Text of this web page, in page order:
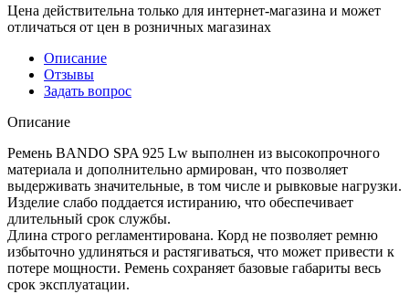
Цена действительна только для интернет-магазина и может
отличаться от цен в розничных магазинах
Описание
Отзывы
Задать вопрос
Описание
Ремень BANDO SPA 925 Lw выполнен из высокопрочного
материала и дополнительно армирован, что позволяет
выдерживать значительные, в том числе и рывковые нагрузки.
Изделие слабо поддается истиранию, что обеспечивает
длительный срок службы.
Длина строго регламентирована. Корд не позволяет ремню
избыточно удлиняться и растягиваться, что может привести к
потере мощности. Ремень сохраняет базовые габариты весь
срок эксплуатации.